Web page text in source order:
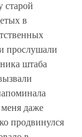
старой
в
прослушали
штаба
даже
продвинулся